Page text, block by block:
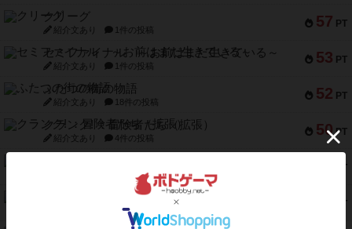
57 PT
クリーグ
紹介文あり 1件の投稿
53 PT
セミファイナル ～お前はまだ生きている～
紹介文あり 1件の投稿
52 PT
ふたつの街の物語
紹介文あり 18件の投稿
50 PT
クランク! ：冒険者たち（拡張）
紹介文あり 4件の投稿
PT
1件の投稿
PT
スターマイン・ラミー ポケット
2件の投稿